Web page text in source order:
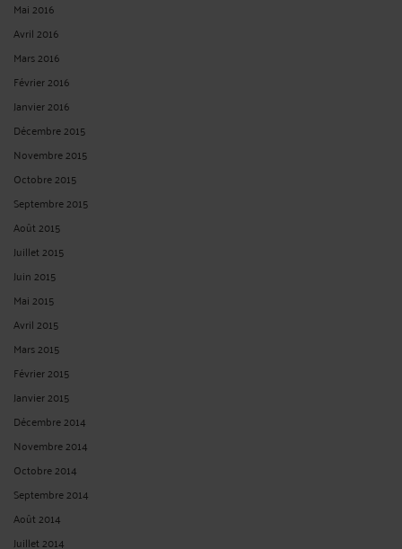
Avril 2016
Mars 2016
Février 2016
Janvier 2016
Décembre 2015
Novembre 2015
Octobre 2015
Septembre 2015
Août 2015
Juillet 2015
Juin 2015
Mai 2015
Avril 2015
Mars 2015
Février 2015
Janvier 2015
Décembre 2014
Novembre 2014
Octobre 2014
Septembre 2014
Août 2014
Juillet 2014
Juin 2014